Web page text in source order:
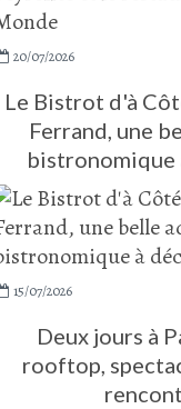
20/07/2026
Le Bistrot d'à
Ferrand, une
bistronomique
15/07/2026
Deux jours à
rooftop,